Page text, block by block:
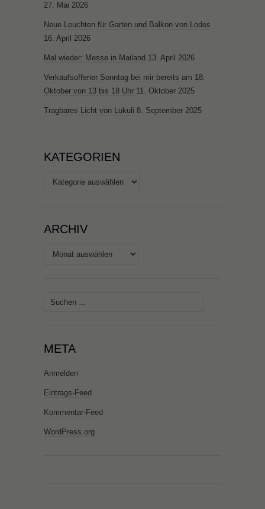
27. Mai 2026
Neue Leuchten für Garten und Balkon von Lodes
16. April 2026
Mal wieder: Messe in Mailand 13. April 2026
Verkaufsoffener Sonntag bei mir bereits am 18.
Oktober von 13 bis 18 Uhr 11. Oktober 2025
Tragbares Licht von Lukuli 8. September 2025
KATEGORIEN
Kategorien
ARCHIV
Archiv
Suchen
META
Anmelden
Eintrags-Feed
Kommentar-Feed
WordPress.org